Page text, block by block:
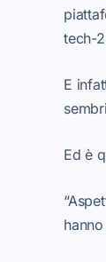
tech-
E
Ed è